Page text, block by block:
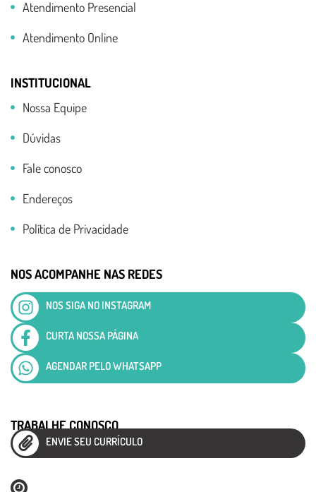
Atendimento Presencial
Atendimento Online
INSTITUCIONAL
Nossa Equipe
Dúvidas
Fale conosco
Endereços
Política de Privacidade
NOS ACOMPANHE NAS REDES
NOS SIGA NO INSTAGRAM
CURTA NOSSA PÁGINA
AGENDAR PELO WHATSAPP
TRABALHE CONOSCO
ENVIE SEU CURRÍCULO